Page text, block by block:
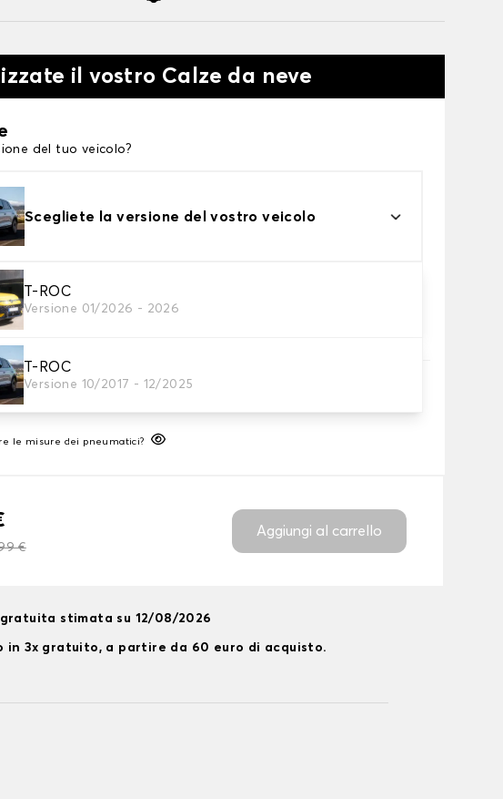
il vostro Calze da neve
del tuo veicolo?
Scegliete la versione del vostro veicolo
T-ROC
Versione 01/2026 - 2026
T-ROC
Versione 10/2017 - 12/2025
a calza
da neve adatte alle tue necessità
del pneumatico
le misure dei pneumatici?
€
Aggiungi al carrello
stimata su 12/08/2026
in 3x gratuito, a partire da 60 euro di acquisto.